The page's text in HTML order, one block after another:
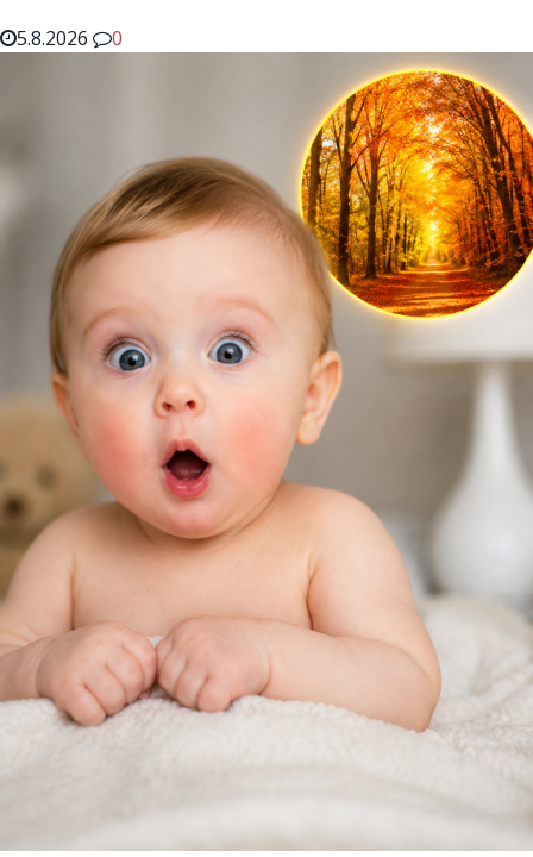
5.8.2026
0